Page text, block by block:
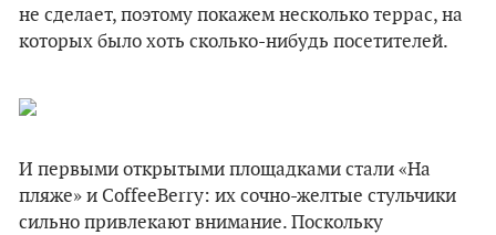
не сделает, поэтому покажем несколько террас, на
которых было хоть сколько-нибудь посетителей.
И первыми открытыми площадками стали «На
пляже» и CoffeeBerry: их сочно-желтые стульчики
сильно привлекают внимание. Поскольку